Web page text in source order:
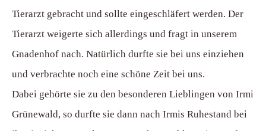
Tierarzt gebracht und sollte eingeschläfert werden. Der
Tierarzt weigerte sich allerdings und fragt in unserem
Gnadenhof nach. Natürlich durfte sie bei uns einziehen
und verbrachte noch eine schöne Zeit bei uns.
Dabei gehörte sie zu den besonderen Lieblingen von Irmi
Grünewald, so durfte sie dann nach Irmis Ruhestand bei